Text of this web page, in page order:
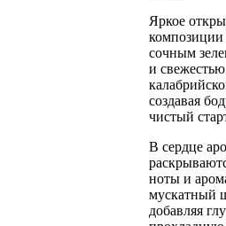
Яркое
композиции
сочным
и свежестью
создавая
чистый
В сердце
ноты и
мускатный
добавляя